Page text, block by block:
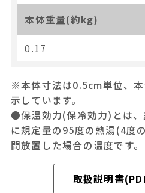
本体重量(約kg)
0.17
※本体寸法は0.5cm単位、
示しています。
●保温効力(保冷効力)とは
に規定量の95度の熱湯(4度
間放置した場合の温度です。
取扱説明書